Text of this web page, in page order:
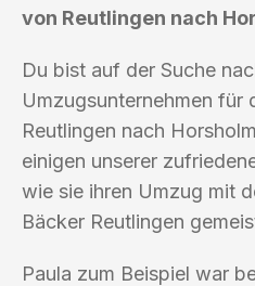
von Reutlingen nach
Du bist auf der Suche
Umzugsunternehmen für
Reutlingen nach
einigen unserer
wie sie ihren Umzug mit
Bäcker Reutlingen
Paula zum Beispiel war